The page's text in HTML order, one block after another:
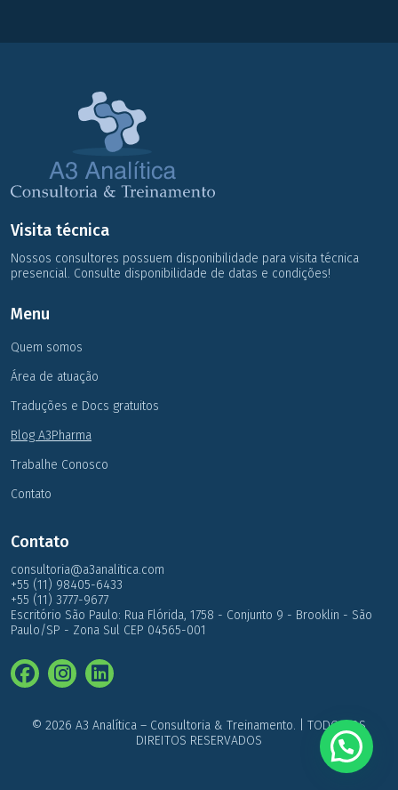
Visita técnica
Nossos consultores possuem disponibilidade para visita técnica
presencial. Consulte disponibilidade de datas e condições!
Menu
Quem somos
Área de atuação
Traduções e Docs gratuitos
Blog A3Pharma
Trabalhe Conosco
Contato
Contato
consultoria@a3analitica.com
+55 (11) 98405-6433
+55 (11) 3777-9677
Escritório São Paulo: Rua Flórida, 1758 - Conjunto 9 - Brooklin - São
Paulo/SP - Zona Sul CEP 04565-001
© 2026 A3 Analítica – Consultoria & Treinamento. | TODOS OS
DIREITOS RESERVADOS